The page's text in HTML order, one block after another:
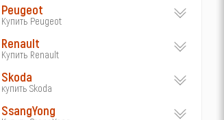
Peugeot
Купить Peugeot
Renault
Купить Renault
Skoda
купить Skoda
SsangYong